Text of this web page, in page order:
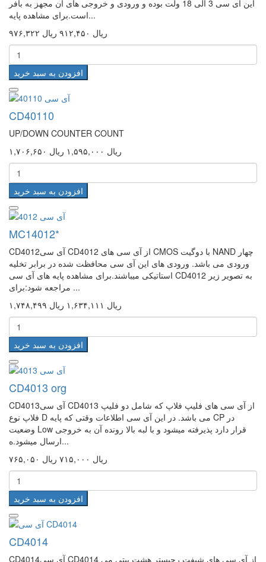
این آی سی 3 الی 18 ولت بوده و ورودی و خروجی های آن مجهز به بافر
است.برای مشاهده پایه...
۹۷۶,۳۲۲ ریال ۹۱۲,۴۵۰ ریال
افزودن به سبد خرید
CD40110
UP/DOWN COUNTER COUNT
۱,۷۰۶,۶۵۰ ریال ۱,۵۹۵,۰۰۰ ریال
افزودن به سبد خرید
MC14012*
CD4012آی سی CD4012 از آی سی های CMOS با دوگیت NAND چهار
ورودی می باشد. ورودی های این آی سی محافظت شده در برابر تخلیه
استاتیکی میباشند.برای مشاهده پایه های آی سی CD4012 به تصویر زیر
مراجعه شود:برای ...
۱,۷۴۸,۴۹۹ ریال ۱,۶۳۴,۱۱۱ ریال
افزودن به سبد خرید
CD4013 org
CD4013آی سی CD4013 از آی سی های فلیپ فلاپ که شامل دو فلیپ
فلاپ نوع D می باشد. در این آی سی اطلاعات وقتی که پایه CP در
وضعیت Low قرار دارد پذیرفته میشود و با لبه بالا رونده آن به خروجی
ارسال میشود.ه...
۷۶۵,۰۵۰ ریال ۷۱۵,۰۰۰ ریال
افزودن به سبد خرید
CD4014
CD4014آی سی CD4014 از آی سی های شیفت رجیستر هشت بیتی می